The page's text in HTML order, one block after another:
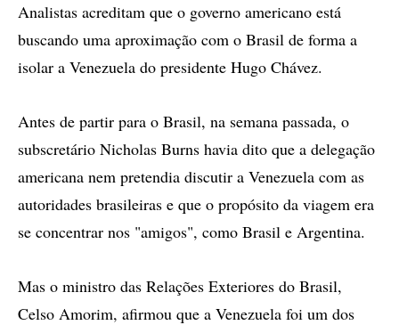
Analistas acreditam que o governo americano está
buscando uma aproximação com o Brasil de forma a
isolar a Venezuela do presidente Hugo Chávez.
Antes de partir para o Brasil, na semana passada, o
subscretário Nicholas Burns havia dito que a delegação
americana nem pretendia discutir a Venezuela com as
autoridades brasileiras e que o propósito da viagem era
se concentrar nos "amigos", como Brasil e Argentina.
Mas o ministro das Relações Exteriores do Brasil,
Celso Amorim, afirmou que a Venezuela foi um dos